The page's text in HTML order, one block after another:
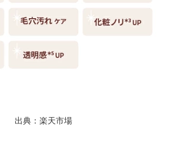
出典：楽天市場